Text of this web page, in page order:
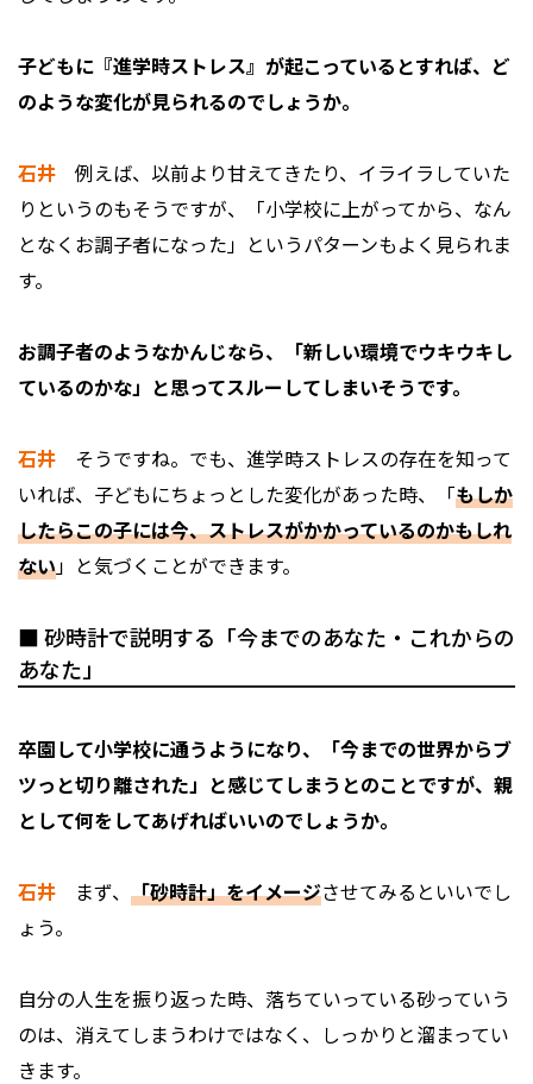
――子どもに『進学時ストレス』が起こっているとすれば、ど
のような変化が見られるのでしょうか。
石井 例えば、以前より甘えてきたり、イライラしていた
りというのもそうですが、「小学校に上がってから、なん
となくお調子者になった」というパターンもよく見られま
す。
――お調子者のようなかんじなら、「新しい環境でウキウキし
ているのかな」と思ってスルーしてしまいそうです。
石井 そうですね。でも、進学時ストレスの存在を知って
いれば、子どもにちょっとした変化があった時、「もしか
したらこの子には今、ストレスがかかっているのかもしれ
ない」と気づくことができます。
■ 砂時計で説明する「今までのあなた・これからの
あなた」
――卒園して小学校に通うようになり、「今までの世界からブ
ツっと切り離された」と感じてしまうとのことですが、親
として何をしてあげればいいのでしょうか。
石井 まず、 「砂時計」をイメージさせてみるといいでし
ょう。
自分の人生を振り返った時、落ちていっている砂っていう
のは、消えてしまうわけではなく、しっかりと溜まってい
きます。